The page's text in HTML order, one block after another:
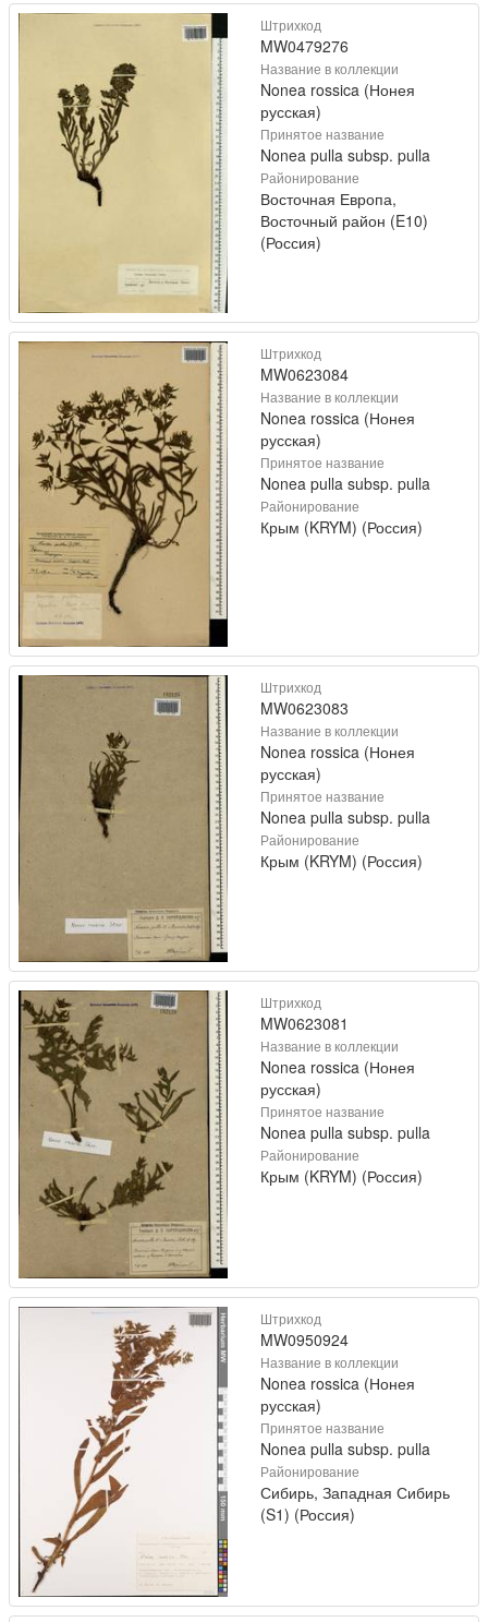
Штрихкод
MW0479276
Название в коллекции
Nonea rossica (Нонея
русская)
Принятое название
Nonea pulla subsp. pulla
Районирование
Восточная Европа,
Восточный район (E10)
(Россия)
Штрихкод
MW0623084
Название в коллекции
Nonea rossica (Нонея
русская)
Принятое название
Nonea pulla subsp. pulla
Районирование
Крым (KRYM) (Россия)
Штрихкод
MW0623083
Название в коллекции
Nonea rossica (Нонея
русская)
Принятое название
Nonea pulla subsp. pulla
Районирование
Крым (KRYM) (Россия)
Штрихкод
MW0623081
Название в коллекции
Nonea rossica (Нонея
русская)
Принятое название
Nonea pulla subsp. pulla
Районирование
Крым (KRYM) (Россия)
Штрихкод
MW0950924
Название в коллекции
Nonea rossica (Нонея
русская)
Принятое название
Nonea pulla subsp. pulla
Районирование
Сибирь, Западная Сибирь
(S1) (Россия)